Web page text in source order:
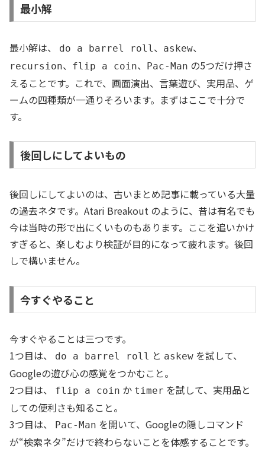
最小解
最小解は、 do a barrel roll 、 askew、
recursion、 flip a coin、 Pac-Man の5つだけ押さ
えることです。これで、画面演出、言葉遊び、実用品、ゲ
ームの四種類が一通りそろいます。まずはここで十分で
す。
後回しにしてよいもの
後回しにしてよいのは、古いまとめ記事に載っている大量
の過去ネタです。Atari Breakout のように、昔は有名でも
今は当時の形で出にくいものもあります。ここを追いかけ
すぎると、楽しむより検証が目的になって疲れます。後回
しで構いません。
今すぐやること
今すぐやることは三つです。
1つ目は、
do a barrel roll と askew を試して、
Googleの遊び心の感覚をつかむこと。
2つ目は、
flip a coin か timer を試して、実用品と
しての便利さも知ること。
3つ目は、
Pac-Man を開いて、Googleの隠しコマンド
が“検索ネタ”だけで終わらないことを体感することです。